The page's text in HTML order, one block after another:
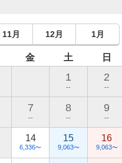
11月 12月 1月
金 土 日
1
--
2
--
7
--
8
--
9
--
14
6,336〜
15
9,063〜
16
9,063〜